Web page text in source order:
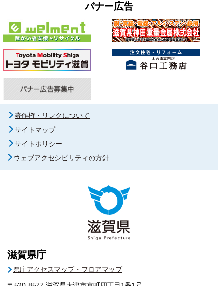
バナー広告
著作権・リンクについて
サイトマップ
サイトポリシー
ウェブアクセシビリティの方針
滋賀県庁
県庁アクセスマップ・フロアマップ